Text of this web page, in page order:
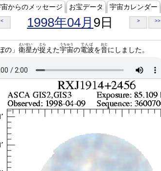
からのメッセージ お宝データ 宇宙カレンダー
< 1998年04月 9日 > >>
の」 衛星
えいせい
が捉
とら
えた宇宙
うちゅう
の電波
でんぱ
を音
おと
にしました。